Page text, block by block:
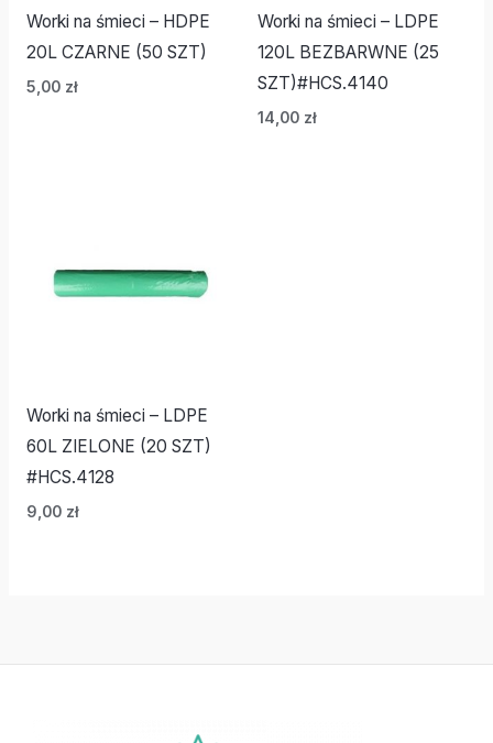
Worki na śmieci – HDPE
20L CZARNE (50 SZT)
5,00 zł
Worki na śmieci – LDPE
120L BEZBARWNE (25
SZT)#HCS.4140
14,00 zł
Worki na śmieci – LDPE
60L ZIELONE (20 SZT)
#HCS.4128
9,00 zł